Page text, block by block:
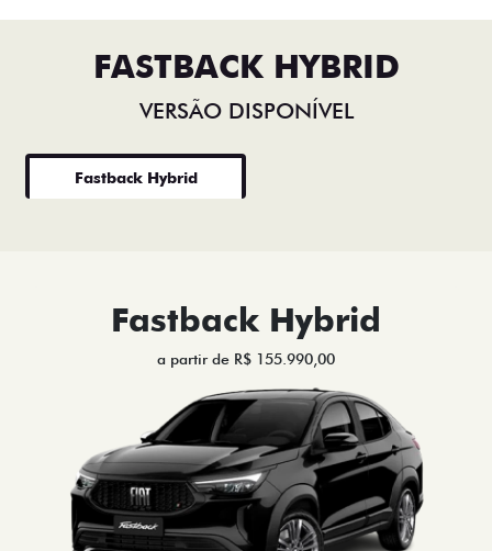
FASTBACK HYBRID
VERSÃO DISPONÍVEL
Fastback Hybrid
Fastback Hybrid
a partir de R$ 155.990,00